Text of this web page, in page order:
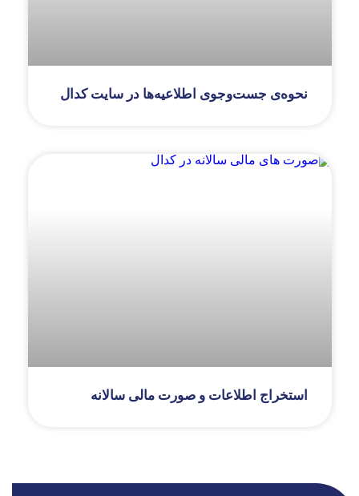
نحوه‌ی جست‌و‌جوی اطلاعیه‌ها در سایت کدال
استخراج اطلاعات و صورت مالی سالانه